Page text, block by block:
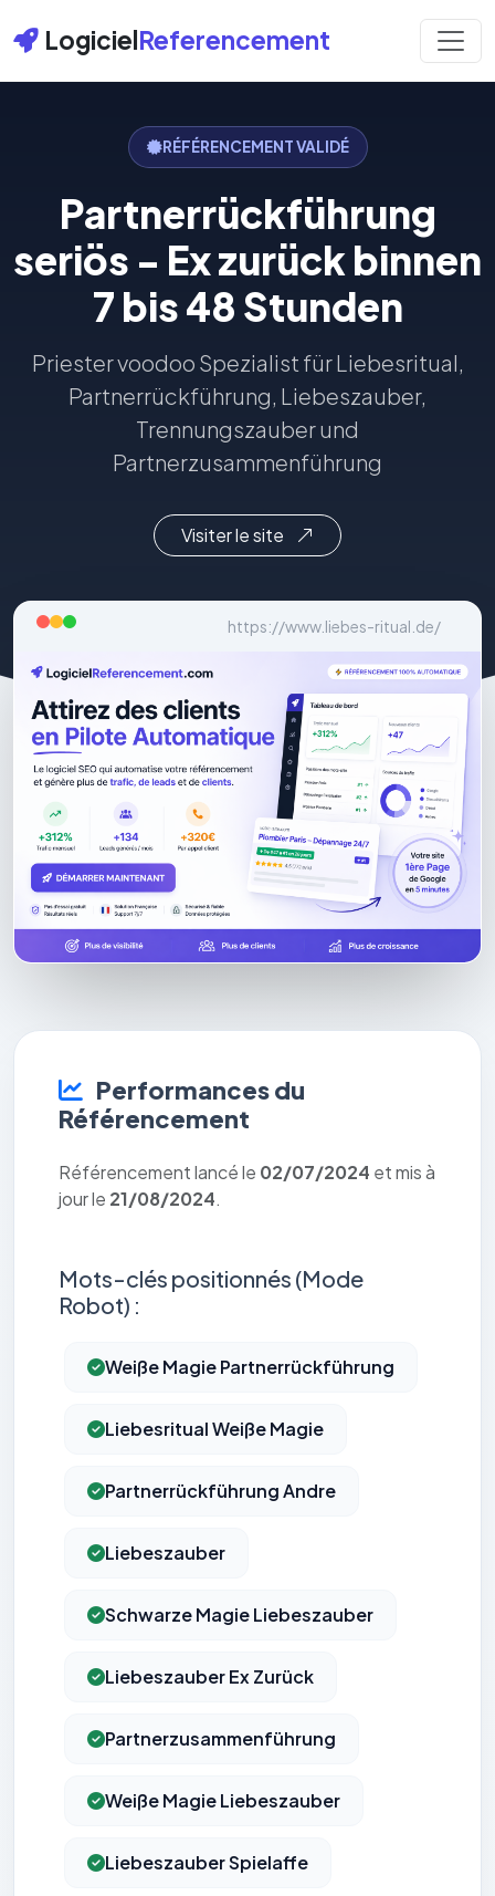
LogicielReferencement
RÉFÉRENCEMENT VALIDÉ
Partnerrückführung
seriös - Ex zurück binnen
7 bis 48 Stunden
Priester voodoo Spezialist für Liebesritual,
Partnerrückführung, Liebeszauber,
Trennungszauber und
Partnerzusammenführung
Visiter le site
https://www.liebes-ritual.de/
Performances du
Référencement
Référencement lancé le 02/07/2024 et mis à
jour le 21/08/2024.
Mots-clés positionnés (Mode
Robot) :
Weiße Magie Partnerrückführung
Liebesritual Weiße Magie
Partnerrückführung Andre
Liebeszauber
Schwarze Magie Liebeszauber
Liebeszauber Ex Zurück
Partnerzusammenführung
Weiße Magie Liebeszauber
Liebeszauber Spielaffe